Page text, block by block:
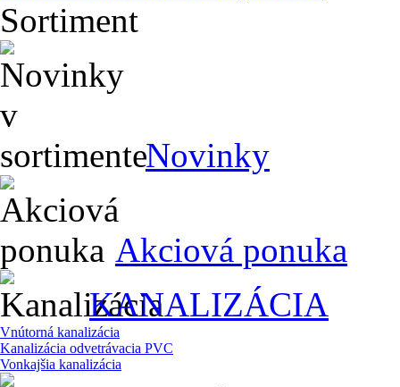
Sortiment
Novinky
Akciová ponuka
KANALIZÁCIA
Vnútorná kanalizácia
Kanalizácia odvetrávacia PVC
Vonkajšia kanalizácia